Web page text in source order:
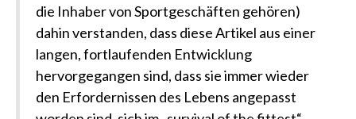
die Inhaber von Sportgeschäften gehören)
dahin verstanden, dass diese Artikel aus einer
langen, fortlaufenden Entwicklung
hervorgegangen sind, dass sie immer wieder
den Erfordernissen des Lebens angepasst